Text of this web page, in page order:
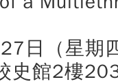
日（星期
史館2樓